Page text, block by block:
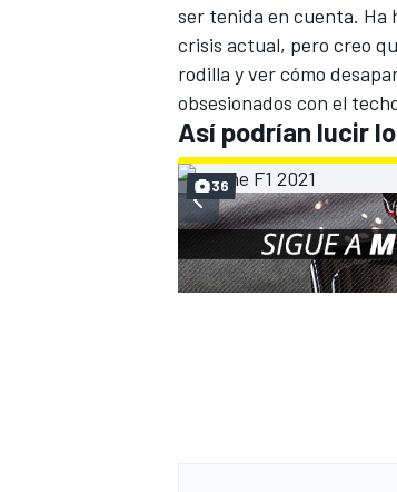
ser tenida en cuenta. Ha
crisis actual, pero creo
rodilla y ver cómo
obsesionados con el
Así podrían lucir
36